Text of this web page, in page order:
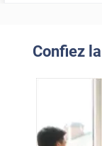
Confiez